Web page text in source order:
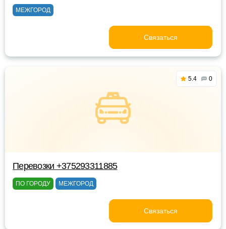
МЕЖГОРОД
Связаться
5.4 0
Перевозки +375293311885
ПО ГОРОДУ МЕЖГОРОД
Связаться